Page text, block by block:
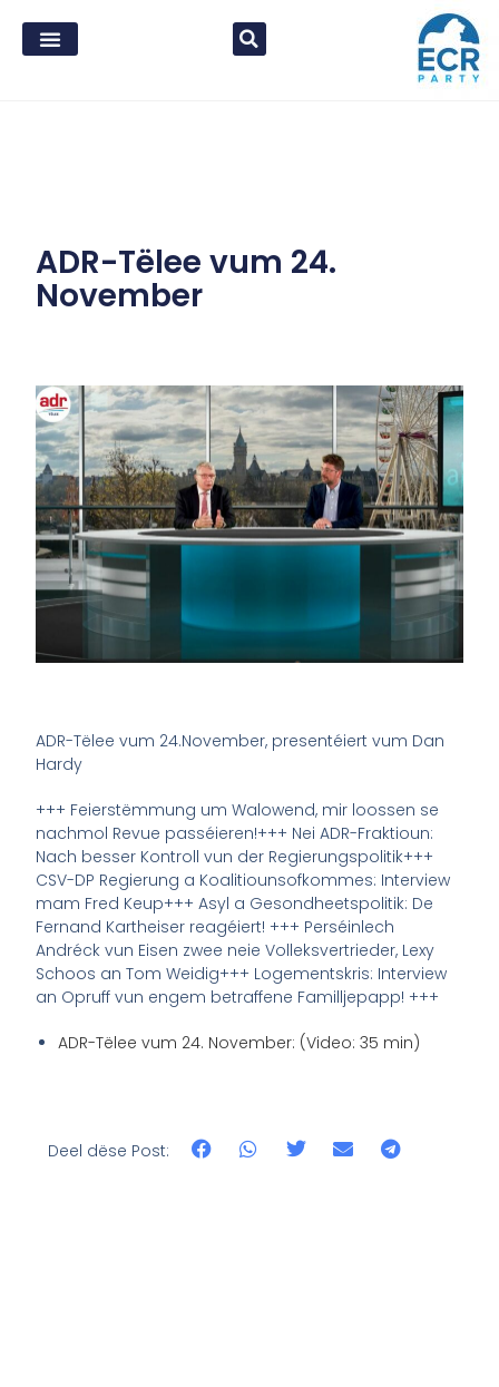
ADR-Tëlee vum 24.
November
ADR-Tëlee vum 24.November, presentéiert vum Dan
Hardy
+++ Feierstëmmung um Walowend, mir loossen se
nachmol Revue passéieren!+++ Nei ADR-Fraktioun:
Nach besser Kontroll vun der Regierungspolitik+++
CSV-DP Regierung a Koalitiounsofkommes: Interview
mam Fred Keup+++ Asyl a Gesondheetspolitik: De
Fernand Kartheiser reagéiert! +++ Perséinlech
Andréck vun Eisen zwee neie Volleksvertrieder, Lexy
Schoos an Tom Weidig+++ Logementskris: Interview
an Opruff vun engem betraffene Familljepapp! +++
ADR-Tëlee vum 24. November: (Video: 35 min)
Deel dëse Post: